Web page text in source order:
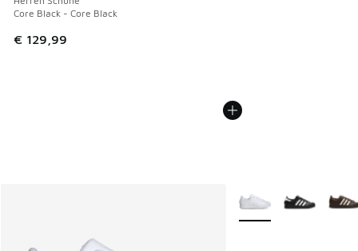
Core Black - Core Black
€ 129,99
Weitere Farben